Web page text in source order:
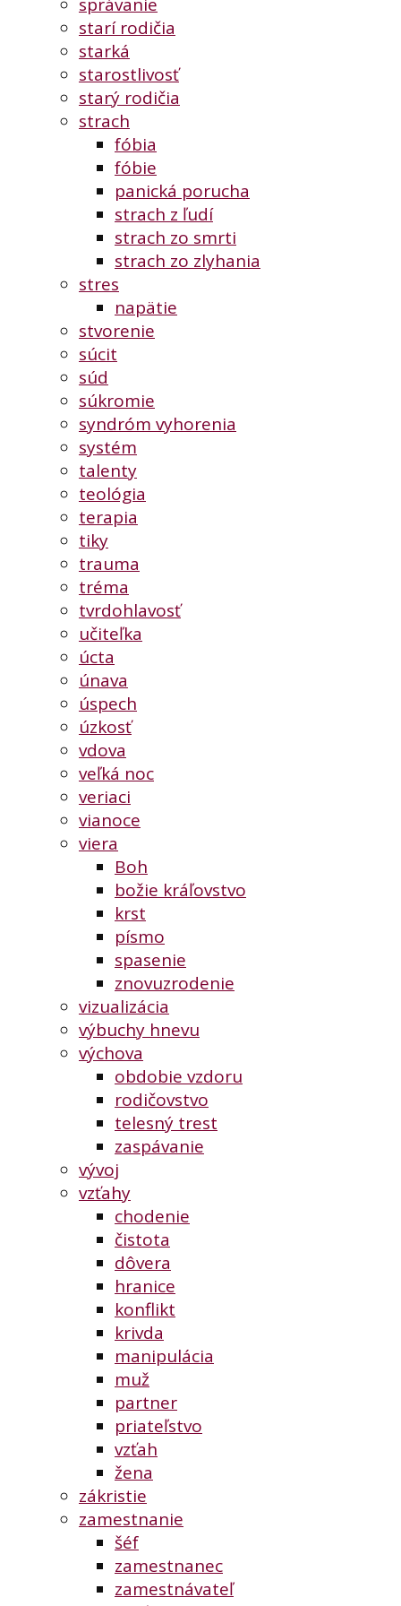
starí rodičia
starká
starostlivosť
starý rodičia
strach
fóbia
fóbie
panická porucha
strach z ľudí
strach zo smrti
strach zo zlyhania
stres
napätie
stvorenie
súcit
súd
súkromie
syndróm vyhorenia
systém
talenty
teológia
terapia
tiky
trauma
tréma
tvrdohlavosť
učiteľka
úcta
únava
úspech
úzkosť
vdova
veľká noc
veriaci
vianoce
viera
Boh
božie kráľovstvo
krst
písmo
spasenie
znovuzrodenie
vizualizácia
výbuchy hnevu
výchova
obdobie vzdoru
rodičovstvo
telesný trest
zaspávanie
vývoj
vzťahy
chodenie
čistota
dôvera
hranice
konflikt
krivda
manipulácia
muž
partner
priateľstvo
vzťah
žena
zákristie
zamestnanie
šéf
zamestnanec
zamestnávateľ